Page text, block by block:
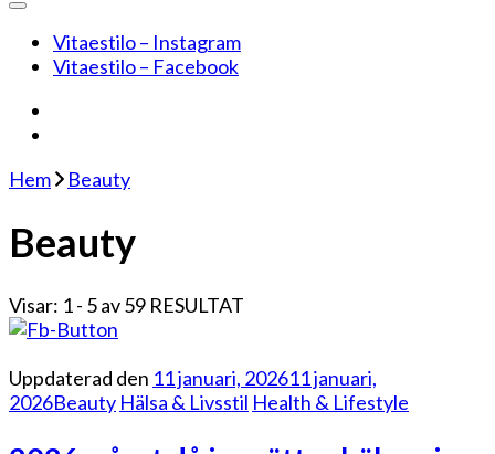
Vitaestilo – Instagram
Vitaestilo – Facebook
Hem Beauty
Beauty
Visar: 1 - 5 av 59 RESULTAT
Uppdaterad den 11 januari, 202611 januari,
2026Beauty Hälsa & Livsstil Health & Lifestyle